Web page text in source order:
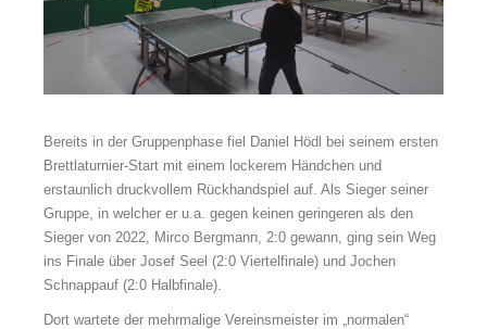
Bereits in der Gruppenphase fiel Daniel Hödl bei seinem ersten
Brettlaturnier-Start mit einem lockerem Händchen und
erstaunlich druckvollem Rückhandspiel auf. Als Sieger seiner
Gruppe, in welcher er u.a. gegen keinen geringeren als den
Sieger von 2022, Mirco Bergmann, 2:0 gewann, ging sein Weg
ins Finale über Josef Seel (2:0 Viertelfinale) und Jochen
Schnappauf (2:0 Halbfinale).
Dort wartete der mehrmalige Vereinsmeister im „normalen“